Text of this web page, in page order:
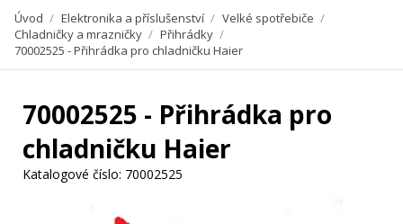
Úvod / Elektronika a příslušenství / Velké spotřebiče /
Chladničky a mrazničky / Přihrádky /
70002525 - Přihrádka pro chladničku Haier
70002525 - Přihrádka pro
chladničku Haier
Katalogové číslo: 70002525